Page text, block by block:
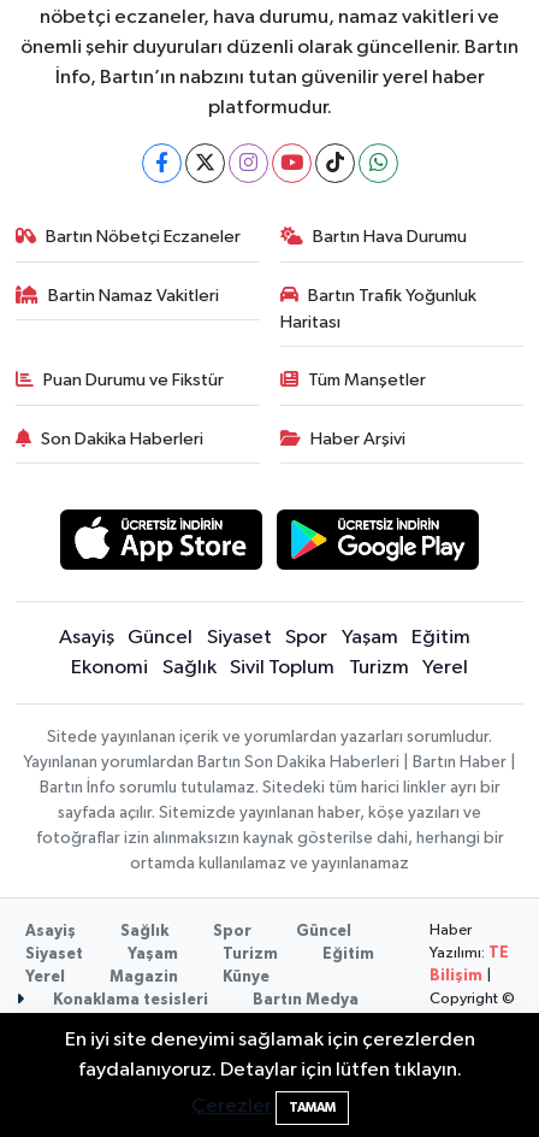
nöbetçi eczaneler, hava durumu, namaz vakitleri ve
önemli şehir duyuruları düzenli olarak güncellenir. Bartın
İnfo, Bartın’ın nabzını tutan güvenilir yerel haber
platformudur.
Bartın Nöbetçi Eczaneler Bartın Hava Durumu
Bartin Namaz Vakitleri
Bartın Trafik Yoğunluk
Haritası
Puan Durumu ve Fikstür Tüm Manşetler
Son Dakika Haberleri Haber Arşivi
Asayiş Güncel Siyaset Spor Yaşam
Eğitim
Ekonomi
Sağlık Sivil Toplum Turizm Yerel
Sitede yayınlanan içerik ve yorumlardan yazarları sorumludur.
Yayınlanan yorumlardan Bartın Son Dakika Haberleri | Bartın Haber |
Bartın İnfo sorumlu tutulamaz. Sitedeki tüm harici linkler ayrı bir
sayfada açılır. Sitemizde yayınlanan haber, köşe yazıları ve
fotoğraflar izin alınmaksızın kaynak gösterilse dahi, herhangi bir
ortamda kullanılamaz ve yayınlanamaz
Asayiş Sağlık Spor
Güncel
Siyaset
Yaşam Turizm
Eğitim
Yerel
Magazin
Künye
Konaklama tesisleri
Bartın Medya
Haber
Yazılımı: TE
Bilişim
Copyright ©
En iyi site deneyimi sağlamak için çerezlerden
faydalanıyoruz. Detaylar için lütfen tıklayın.
Çerezler
TAMAM
10:43 Bartın Sahillerinde 2 Ayda 271 Kişi
Ölümden Döndü